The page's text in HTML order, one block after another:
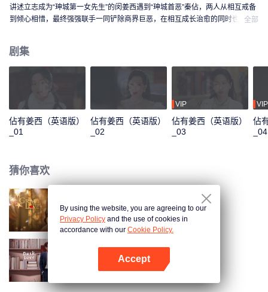
讲述立志成为“珅城第一女先生”的闵姜西遇到“珅城首恶”秦佔，两人从相互戒备
到倾心相惜，最终强强联手一同铲除商界巨恶，在相互成长治愈的同时也上演
全部
剧集
佔有姜西（英语版）
_01
佔有姜西（英语版）
_02
VIP
佔有姜西（英语版）
_03
VIP
佔
_04
猜你喜欢
佔有姜西
暮色心迹
By using the website, you are agreeing to our
Privacy Policy and the use of cookies in
accordance with our Cookie Policy.
Accept